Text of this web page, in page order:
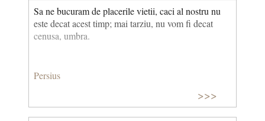
Sa ne bucuram de placerile vietii, caci al nostru nu
este decat acest timp; mai tarziu, nu vom fi decat
cenusa, umbra.
Persius
>>>